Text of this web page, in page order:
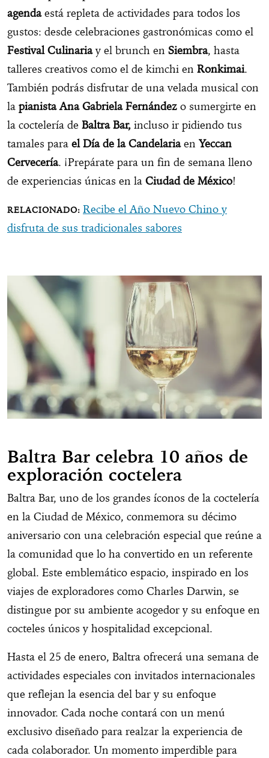
agendaestá repleta de actividades para todos los
gustos: desde celebraciones gastronómicas como el
Festival Culinariay el brunch en Siembra, hasta
talleres creativos como el de kimchi en Ronkimai.
También podrás disfrutar de una velada musical con
la pianista Ana Gabriela Fernández o sumergirte en
la coctelería de Baltra Bar, incluso ir pidiendo tus
tamales para el Día de la Candelariaen Yeccan
Cervecería. ¡Prepárate para un fin de semana lleno
de experiencias únicas en la Ciudad de México!
Recibe el Año Nuevo Chino y
disfruta de sus tradicionales sabores
Baltra Bar celebra 10 años de
exploración coctelera
Baltra Bar, uno de los grandes íconos de la coctelería
en la Ciudad de México, conmemora su décimo
aniversario con una celebración especial que reúne a
la comunidad que lo ha convertido en un referente
global. Este emblemático espacio, inspirado en los
viajes de exploradores como Charles Darwin, se
distingue por su ambiente acogedor y su enfoque en
cocteles únicos y hospitalidad excepcional.
Hasta el 25 de enero, Baltra ofrecerá una semana de
actividades especiales con invitados internacionales
que reflejan la esencia del bar y su enfoque
innovador. Cada noche contará con un menú
exclusivo diseñado para realzar la experiencia de
cada colaborador. Un momento imperdible para